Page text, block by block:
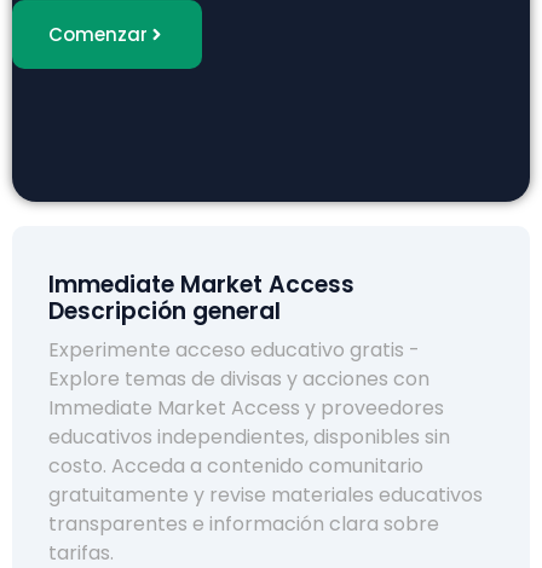
Comenzar
Immediate Market Access
Descripción general
Experimente acceso educativo gratis -
Explore temas de divisas y acciones con
Immediate Market Access y proveedores
educativos independientes, disponibles sin
costo. Acceda a contenido comunitario
gratuitamente y revise materiales educativos
transparentes e información clara sobre
tarifas.